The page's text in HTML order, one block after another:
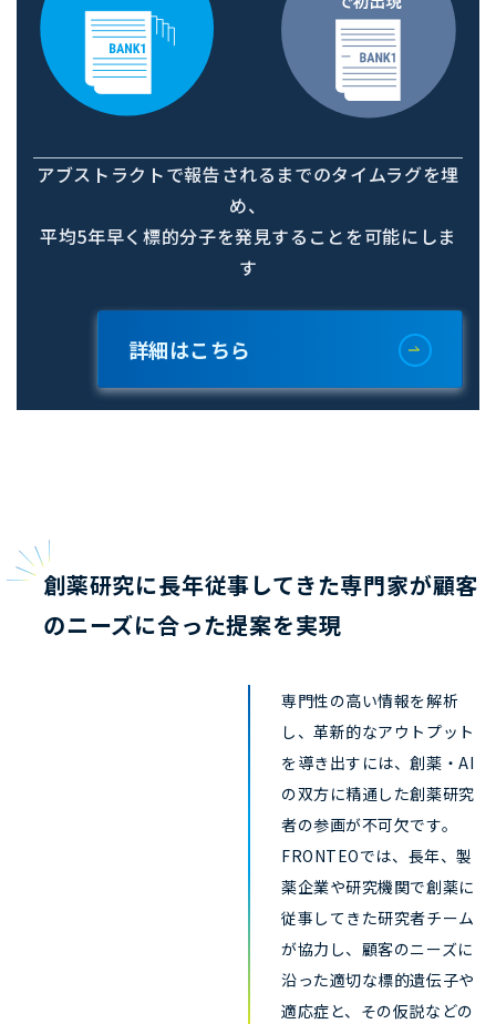
アブストラクトで報告されるまでのタイムラグを埋
め、
平均5年早く標的分子を発見することを可能にしま
す
詳細はこちら
創薬研究に長年従事してきた専門家が顧客
のニーズに合った提案を実現
専門性の高い情報を解析
し、革新的なアウトプット
を導き出すには、創薬・AI
の双方に精通した創薬研究
者の参画が不可欠です。
FRONTEOでは、長年、製
薬企業や研究機関で創薬に
従事してきた研究者チーム
が協力し、顧客のニーズに
沿った適切な標的遺伝子や
適応症と、その仮説などの